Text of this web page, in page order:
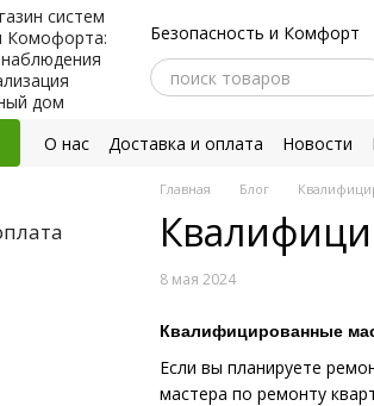
контенту
Безопасность и Комфорт
О нас Доставка и оплата Новости
Главная Блог
8 мая 2024
Квалифицированные
Если вы планируете
мастера по ремонту